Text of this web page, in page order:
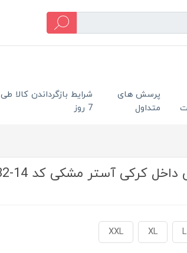
پرسش های
متداول
شرایط بازگرداندن کالا طی
7 روز
کرکی آستر مشکی کد 14-682
L
XL
XXL